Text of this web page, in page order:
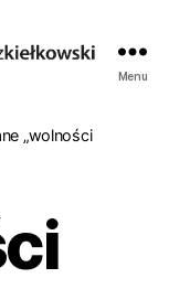
Menu
„wolności